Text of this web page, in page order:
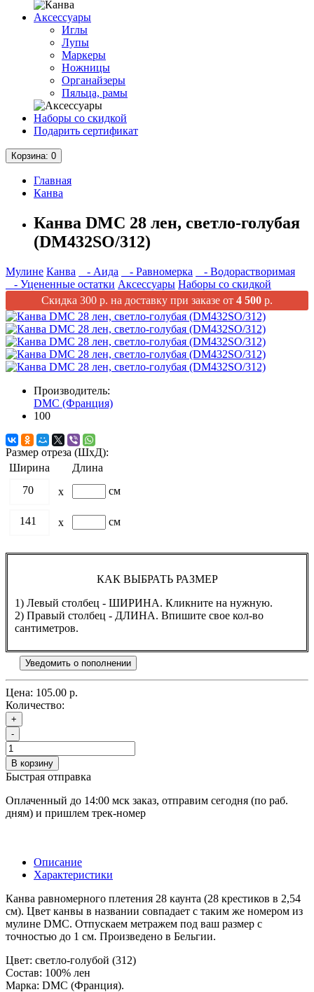
Аксессуары
Иглы
Лупы
Маркеры
Ножницы
Органайзеры
Пяльца, рамы
Наборы со скидкой
Подарить сертификат
Корзина: 0
Главная
Канва
Канва DMC 28 лен, светло-голубая
(DM432SO/312)
Мулине Канва - Аида - Равномерка
- Водорастворимая
- Уцененные остатки Аксессуары Наборы со скидкой
Скидка 300 р. на доставку при заказе от 4 500 р.
Производитель:
DMC (Франция)
100
Размер отреза (ШхД):
Ширина
Длина
70
x см
141 x см
КАК ВЫБРАТЬ РАЗМЕР
1) Левый столбец - ШИРИНА. Кликните на нужную.
2) Правый столбец - ДЛИНА. Впишите свое кол-во
сантиметров.
Уведомить о пополнении
Цена: 105.00 р.
Количество:
+
-
В корзину
Быстрая отправка
Оплаченный до 14:00 мск заказ, отправим сегодня (по раб.
дням) и пришлем трек-номер
Описание
Характеристики
Канва равномерного плетения 28 каунта (28 крестиков в 2,54
см). Цвет канвы в названии совпадает с таким же номером из
мулине DMC. Отпускаем метражем под ваш размер с
точностью до 1 см. Произведено в Бельгии.
Цвет: светло-голубой (312)
Состав: 100% лен
Марка: DMC (Франция).